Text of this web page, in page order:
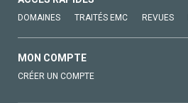
DOMAINES TRAITÉS EMC REVUES
MON COMPTE
CRÉER UN COMPTE